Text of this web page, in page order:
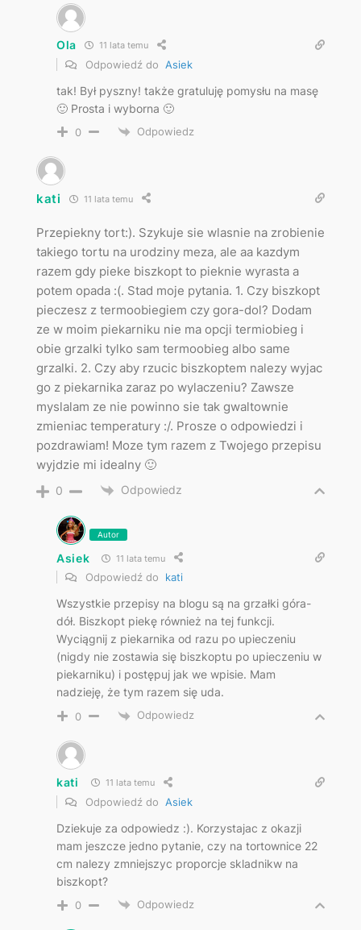
Ola 11 lata temu
Odpowiedź do Asiek
tak! Był pyszny! także gratuluję pomysłu na masę
🙂 Prosta i wyborna 🙂
0 Odpowiedz
kati 11 lata temu
Przepiekny tort:). Szykuje sie wlasnie na zrobienie
takiego tortu na urodziny meza, ale aa kazdym
razem gdy pieke biszkopt to pieknie wyrasta a
potem opada :(. Stad moje pytania. 1. Czy biszkopt
pieczesz z termoobiegiem czy gora-dol? Dodam
ze w moim piekarniku nie ma opcji termiobieg i
obie grzalki tylko sam termoobieg albo same
grzalki. 2. Czy aby rzucic biszkoptem nalezy wyjac
go z piekarnika zaraz po wylaczeniu? Zawsze
myslalam ze nie powinno sie tak gwaltownie
zmieniac temperatury :/. Prosze o odpowiedzi i
pozdrawiam! Moze tym razem z Twojego przepisu
wyjdzie mi idealny 🙂
0 Odpowiedz
Autor
Asiek 11 lata temu
Odpowiedź do kati
Wszystkie przepisy na blogu są na grzałki góra-
dół. Biszkopt piekę również na tej funkcji.
Wyciągnij z piekarnika od razu po upieczeniu
(nigdy nie zostawia się biszkoptu po upieczeniu w
piekarniku) i postępuj jak we wpisie. Mam
nadzieję, że tym razem się uda.
0 Odpowiedz
kati 11 lata temu
Odpowiedź do Asiek
Dziekuje za odpowiedz :). Korzystajac z okazji
mam jeszcze jedno pytanie, czy na tortownice 22
cm nalezy zmniejszyc proporcje skladnikw na
biszkopt?
0 Odpowiedz